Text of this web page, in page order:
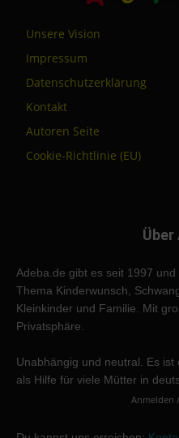
Unsere Vision
Impressum
Datenschutzerklärung
Kontakt
Autoren Seite
Cookie-Richtlinie (EU)
Über
Adeba.de gibt es seit 1997
Thema Kinderwunsch,
Kleinkinder und Familie. Mit
Privatsphäre.
Unabhängig und neutral. Es
als Hilfe für viele Mütter in
Anmelden